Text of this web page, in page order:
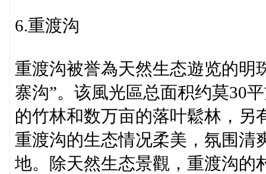
6.重渡沟
重渡沟被誉為天然生态遊览的明
寨沟”。该風光區总面积约莫30
的竹林和数万亩的落叶鬆林，另
重渡沟的生态情况柔美，氛围清
地。除天然生态景觀，重渡沟的